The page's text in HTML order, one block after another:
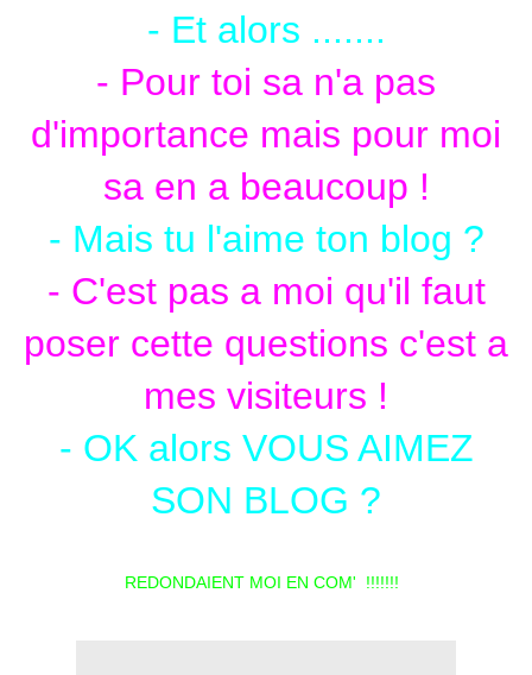
- Et alors .......
- Pour toi sa n'a pas
d'importance mais pour moi
sa en a beaucoup !
- Mais tu l'aime ton blog ?
- C'est pas a moi qu'il faut
poser cette questions c'est a
mes visiteurs !
- OK alors VOUS AIMEZ
SON BLOG ?
REDONDAIENT MOI EN COM' !!!!!!!